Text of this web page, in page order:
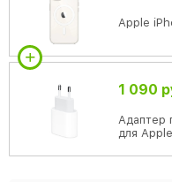
Apple
1 090
Адаптер
для Apple